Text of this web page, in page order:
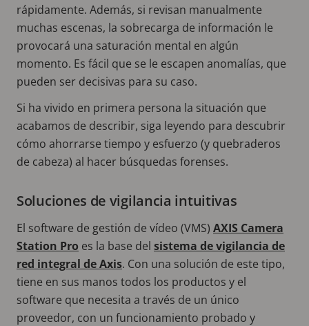
rápidamente. Además, si revisan manualmente
muchas escenas, la sobrecarga de información le
provocará una saturación mental en algún
momento. Es fácil que se le escapen anomalías, que
pueden ser decisivas para su caso.
Si ha vivido en primera persona la situación que
acabamos de describir, siga leyendo para descubrir
cómo ahorrarse tiempo y esfuerzo (y quebraderos
de cabeza) al hacer búsquedas forenses.
Soluciones de vigilancia intuitivas
El software de gestión de vídeo (VMS) AXIS Camera
Station Pro es la base del sistema de vigilancia de
red integral de Axis. Con una solución de este tipo,
tiene en sus manos todos los productos y el
software que necesita a través de un único
proveedor, con un funcionamiento probado y